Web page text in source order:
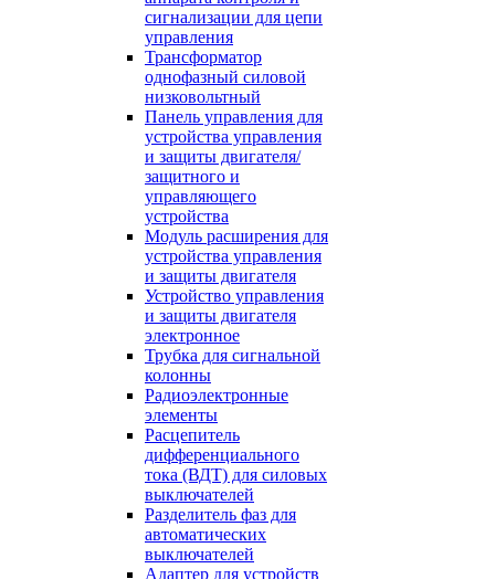
сигнализации для цепи
управления
Трансформатор
однофазный силовой
низковольтный
Панель управления для
устройства управления
и защиты двигателя/
защитного и
управляющего
устройства
Модуль расширения для
устройства управления
и защиты двигателя
Устройство управления
и защиты двигателя
электронное
Трубка для сигнальной
колонны
Радиоэлектронные
элементы
Расцепитель
дифференциального
тока (ВДТ) для силовых
выключателей
Разделитель фаз для
автоматических
выключателей
Адаптер для устройств